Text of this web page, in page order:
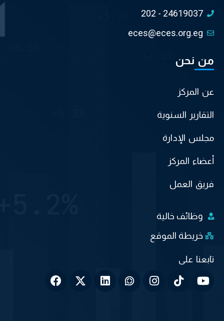
202 - 24619037
eces@eces.org.eg
من نحن
عن المركز
التقارير السنوية
مجلس الإدارة
أعضاء المركز
فريق العمل
وظائف خالية
خريطة الموقع